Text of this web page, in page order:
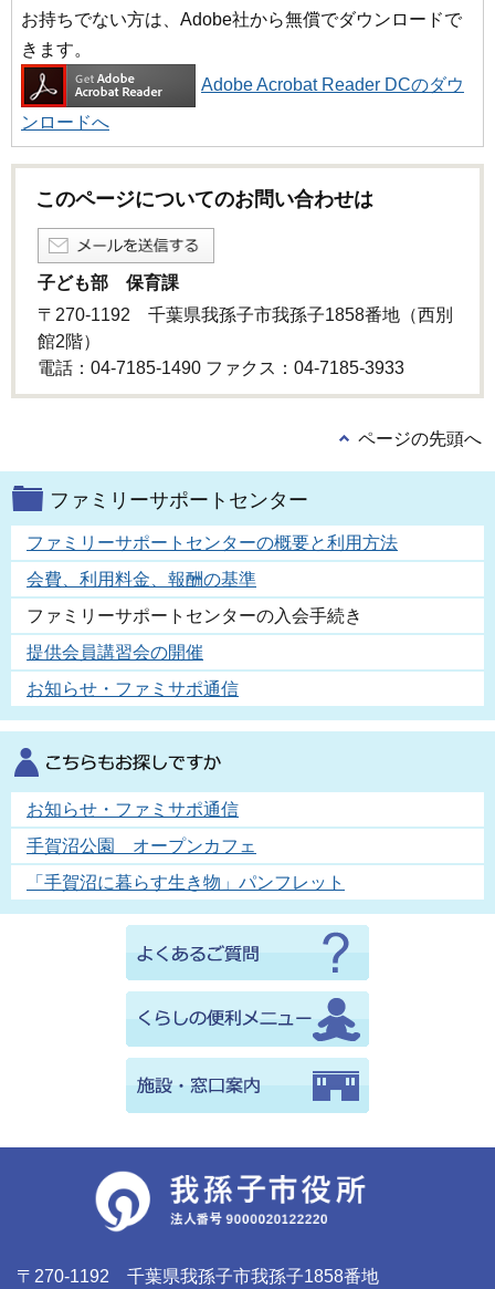
お持ちでない方は、Adobe社から無償でダウンロードで
きます。
Adobe Acrobat Reader DCのダウ
ンロードへ
このページについてのお問い合わせは
子ども部 保育課
〒270-1192 千葉県我孫子市我孫子1858番地（西別
館2階）
電話：04-7185-1490 ファクス：04-7185-3933
ページの先頭へ
ファミリーサポートセンター
ファミリーサポートセンターの概要と利用方法
会費、利用料金、報酬の基準
ファミリーサポートセンターの入会手続き
提供会員講習会の開催
お知らせ・ファミサポ通信
お知らせ・ファミサポ通信
手賀沼公園 オープンカフェ
「手賀沼に暮らす生き物」パンフレット
〒270-1192 千葉県我孫子市我孫子1858番地